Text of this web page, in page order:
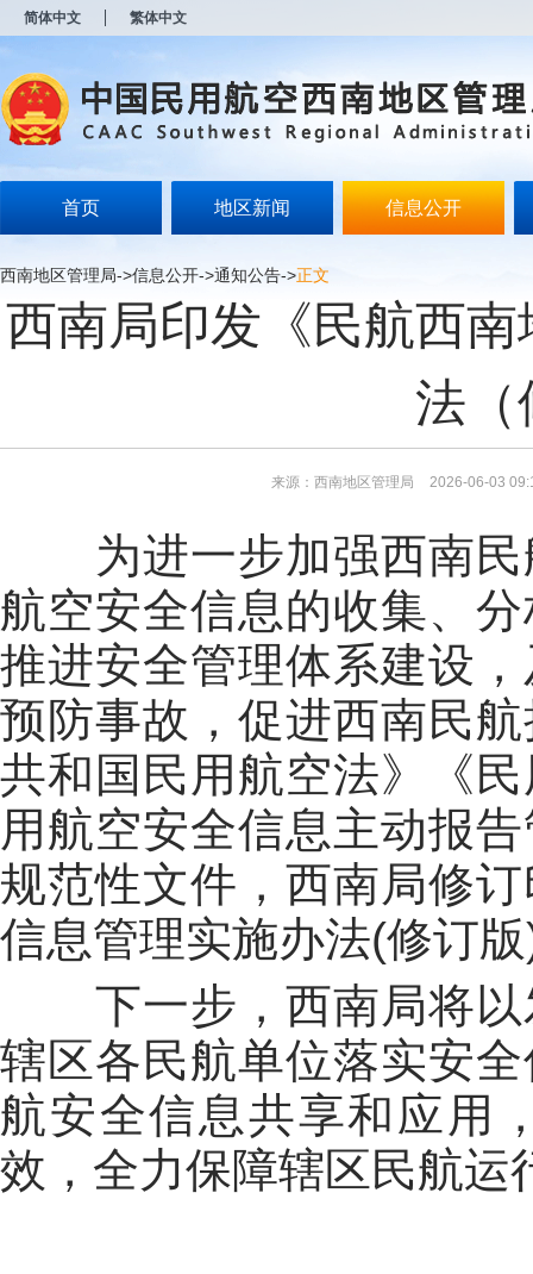
简体中文 繁体中文
首页 地区新闻 信息公开
西南地区管理局->信息公开->通知公告->正文
西南局印发《民航西
法（
来源：西南地区管理局 2026-06-03
为进一步加强西南
航空安全信息的收集、
推进安全管理体系建设
预防事故，促进西南民
共和国民用航空法》《
用航空安全信息主动报
规范性文件，西南局修订
信息管理实施办法(修订
下一步，西南局将
辖区各民航单位落实安
航安全信息共享和应用
效， 全力保障辖区民航运
开
无
障
说
按
Alt
加
浪